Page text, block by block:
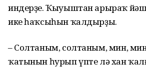
индерҙе. Ҡыуыштан арыраҡ
ике һаҡсыһын ҡалдырҙы.
– Солтаным, солтаным, мин,
ҡатынын һурып үпте лә хан